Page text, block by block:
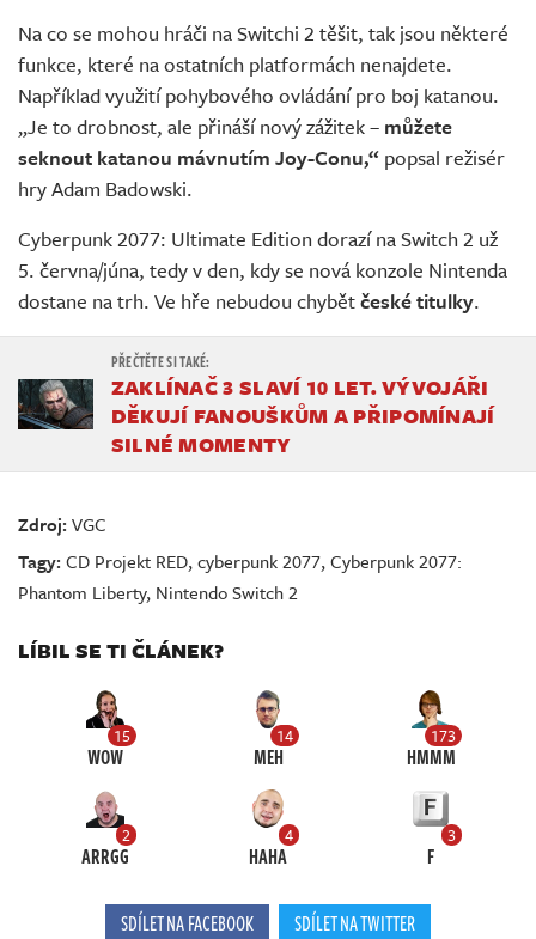
Na co se mohou hráči na Switchi 2 těšit, tak jsou některé
funkce, které na ostatních platformách nenajdete.
Například využití pohybového ovládání pro boj katanou.
„Je to drobnost, ale přináší nový zážitek – můžete
seknout katanou mávnutím Joy-Conu,“ popsal režisér
hry Adam Badowski.
Cyberpunk 2077: Ultimate Edition dorazí na Switch 2 už
5. června/júna, tedy v den, kdy se nová konzole Nintenda
dostane na trh. Ve hře nebudou chybětčeské titulky.
ZAKLÍNAČ 3 SLAVÍ 10 LET. VÝVOJÁŘI
DĚKUJÍ FANOUŠKŮM A PŘIPOMÍNAJÍ
SILNÉ MOMENTY
Zdroj:VGC
Tagy:CD Projekt RED,cyberpunk 2077,Cyberpunk 2077:
Phantom Liberty, Nintendo Switch 2
LÍBIL SE TI ČLÁNEK?
15
WOW
14
MEH
173
HMMM
2
ARRGG
4
HAHA
3
F
SDÍLET NA FACEBOOK SDÍLET NA TWITTER